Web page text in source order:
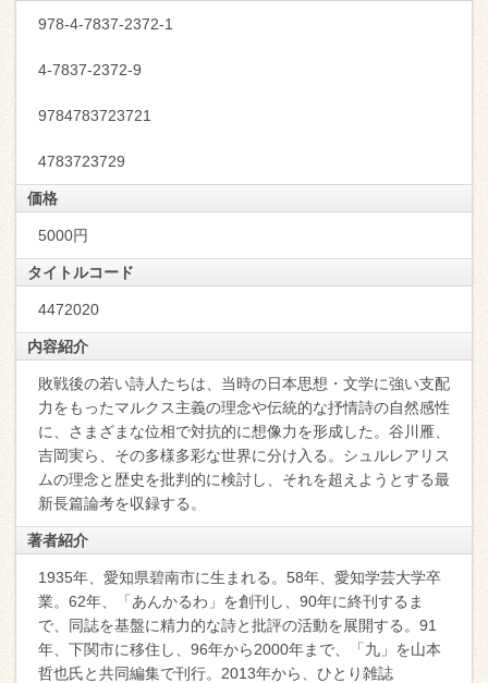
978-4-7837-2372-1
4-7837-2372-9
9784783723721
4783723729
価格
5000円
タイトルコード
4472020
内容紹介
敗戦後の若い詩人たちは、当時の日本思想・文学に強い支配
力をもったマルクス主義の理念や伝統的な抒情詩の自然感性
に、さまざまな位相で対抗的に想像力を形成した。谷川雁、
吉岡実ら、その多様多彩な世界に分け入る。シュルレアリス
ムの理念と歴史を批判的に検討し、それを超えようとする最
新長篇論考を収録する。
著者紹介
1935年、愛知県碧南市に生まれる。58年、愛知学芸大学卒
業。62年、「あんかるわ」を創刊し、90年に終刊するま
で、同誌を基盤に精力的な詩と批評の活動を展開する。91
年、下関市に移住し、96年から2000年まで、「九」を山本
哲也氏と共同編集で刊行。2013年から、ひとり雑誌